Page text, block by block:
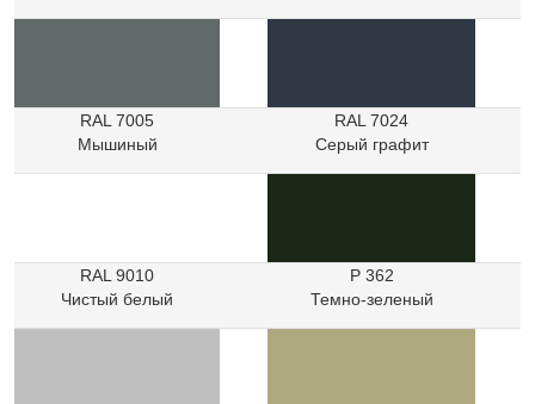
RAL 7005
Мышиный
RAL 7024
Серый графит
RAL 9010
Чистый белый
Р 362
Темно-зеленый